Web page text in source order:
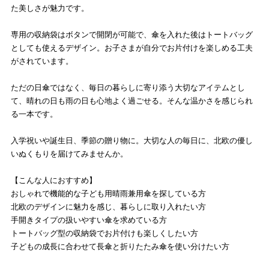
た美しさが魅力です。
専用の収納袋はボタンで開閉が可能で、傘を入れた後はトートバッグ
としても使えるデザイン。お子さまが自分でお片付けを楽しめる工夫
がされています。
ただの日傘ではなく、毎日の暮らしに寄り添う大切なアイテムとし
て、晴れの日も雨の日も心地よく過ごせる。そんな温かさを感じられ
る一本です。
入学祝いや誕生日、季節の贈り物に。大切な人の毎日に、北欧の優し
いぬくもりを届けてみませんか。
【こんな人におすすめ】
おしゃれで機能的な子ども用晴雨兼用傘を探している方
北欧のデザインに魅力を感じ、暮らしに取り入れたい方
手開きタイプの扱いやすい傘を求めている方
トートバッグ型の収納袋でお片付けも楽しくしたい方
子どもの成長に合わせて長傘と折りたたみ傘を使い分けたい方